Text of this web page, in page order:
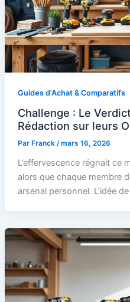
Guides d'Achat & Comparatifs
Challenge : Le
Rédaction sur leurs
Par Franck /mars 16, 2026
L’effervescence régnait ce
alors que chaque membre
arsenal personnel. L’idée de